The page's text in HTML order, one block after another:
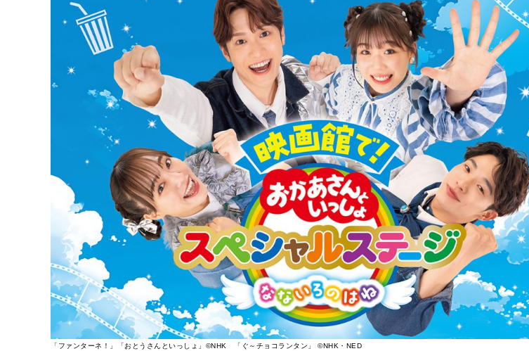
「ファンターネ！」「おとうさんといっしょ」©NHK 「ぐ～チョコランタン」 ©NHK・NED